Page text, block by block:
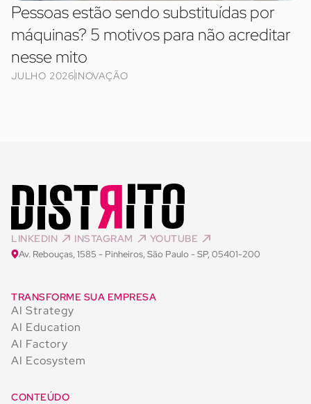
Pessoas estão sendo substituídas por
máquinas? 5 motivos para não acreditar
nesse mito
JULHO 2026INOVAÇÃO
LINKEDIN INSTAGRAM YOUTUBE
Av. Rebouças, 1585 - Pinheiros, São Paulo - SP, 05401-200
TRANSFORME SUA EMPRESA
AI Strategy
AI Education
AI Factory
AI Ecosystem
CONTEÚDO